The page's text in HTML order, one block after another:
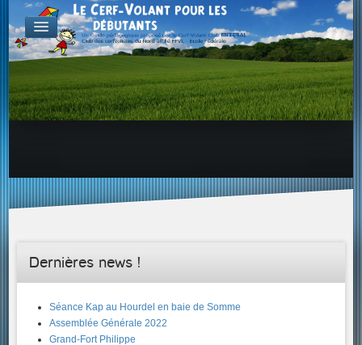
FABRICATION
Exemple d'atelier & de projets
Familles de Cerf-Volant
ENVOL & PILOTAGE
Envol & Aérologie
Dernières news !
Séance Kap au Hourdel en baie de Somme
Assemblée Générale 2022
Grand-Fort Philippe